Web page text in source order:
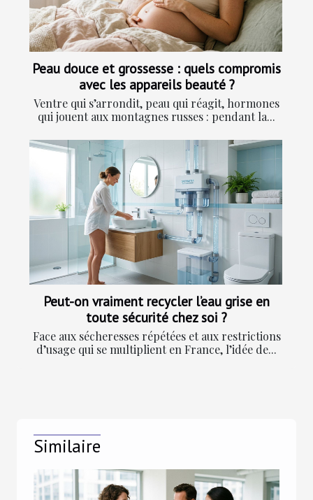
Peau douce et grossesse : quels compromis
avec les appareils beauté ?
Ventre qui s’arrondit, peau qui réagit, hormones
qui jouent aux montagnes russes : pendant la...
Peut-on vraiment recycler l’eau grise en
toute sécurité chez soi ?
Face aux sécheresses répétées et aux restrictions
d’usage qui se multiplient en France, l’idée de...
Similaire